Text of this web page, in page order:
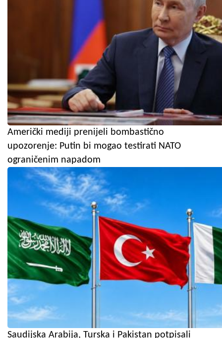
Američki mediji prenijeli bombastično
upozorenje: Putin bi mogao testirati NATO
ograničenim napadom
Saudijska Arabija, Turska i Pakistan potpisali